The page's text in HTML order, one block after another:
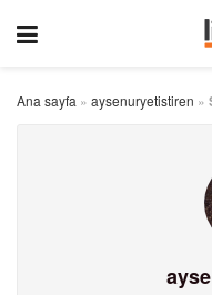
Ana sayfa » aysenuryetistiren »